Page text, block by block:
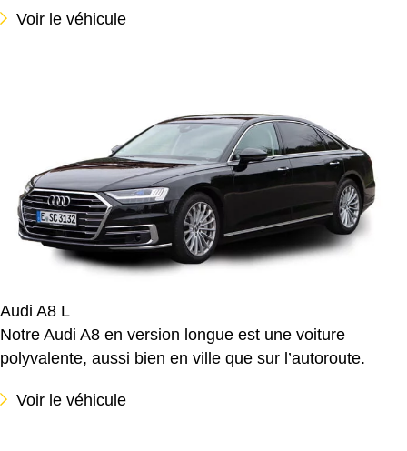
Voir le véhicule
Audi A8 L
Notre Audi A8 en version longue est une voiture
polyvalente, aussi bien en ville que sur l’autoroute.
Voir le véhicule